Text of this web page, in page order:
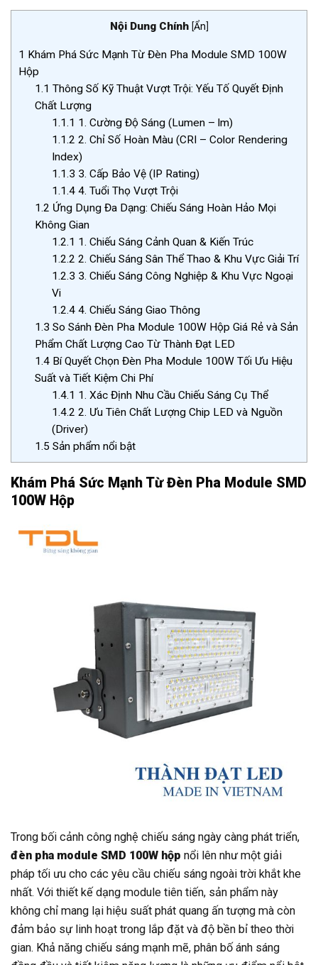
Nội Dung Chính [Ẩn]
1 Khám Phá Sức Mạnh Từ Đèn Pha Module SMD 100W
Hộp
1.1 Thông Số Kỹ Thuật Vượt Trội: Yếu Tố Quyết Định
Chất Lượng
1.1.1 1. Cường Độ Sáng (Lumen – lm)
1.1.2 2. Chỉ Số Hoàn Màu (CRI – Color Rendering
Index)
1.1.3 3. Cấp Bảo Vệ (IP Rating)
1.1.44. Tuổi Thọ Vượt Trội
1.2 Ứng Dụng Đa Dạng: Chiếu Sáng Hoàn Hảo Mọi
Không Gian
1.2.1 1. Chiếu Sáng Cảnh Quan & Kiến Trúc
1.2.2 2. Chiếu Sáng Sân Thể Thao & Khu Vực Giải Trí
1.2.3 3. Chiếu Sáng Công Nghiệp & Khu Vực Ngoại
Vi
1.2.44. Chiếu Sáng Giao Thông
1.3 So Sánh Đèn Pha Module 100W Hộp Giá Rẻ và Sản
Phẩm Chất Lượng Cao Từ Thành Đạt LED
1.4 Bí Quyết Chọn Đèn Pha Module 100W Tối Ưu Hiệu
Suất và Tiết Kiệm Chi Phí
1.4.1 1. Xác Định Nhu Cầu Chiếu Sáng Cụ Thể
1.4.2 2. Ưu Tiên Chất Lượng Chip LED và Nguồn
(Driver)
1.5 Sản phẩm nổi bật
Khám Phá Sức Mạnh Từ Đèn Pha Module SMD
100W Hộp
Trong bối cảnh công nghệ chiếu sáng ngày càng phát triển,
đèn pha module SMD 100W hộp nổi lên như một giải
pháp tối ưu cho các yêu cầu chiếu sáng ngoài trời khắt khe
nhất. Với thiết kế dạng module tiên tiến, sản phẩm này
không chỉ mang lại hiệu suất phát quang ấn tượng mà còn
đảm bảo sự linh hoạt trong lắp đặt và độ bền bỉ theo thời
gian. Khả năng chiếu sáng mạnh mẽ, phân bố ánh sáng